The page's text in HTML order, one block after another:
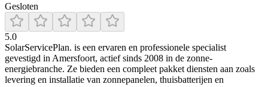
Gesloten
5.0
SolarServicePlan. is een ervaren en professionele specialist
gevestigd in Amersfoort, actief sinds 2008 in de zonne-
energiebranche. Ze bieden een compleet pakket diensten aan zoals
levering en installatie van zonnepanelen, thuisbatterijen en